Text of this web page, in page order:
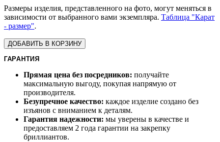
Размеры изделия, представленного на фото, могут меняться в
зависимости от выбранного вами экземпляра. Таблица "Карат
- размер".
ДОБАВИТЬ В КОРЗИНУ
ГАРАНТИЯ
Прямая цена без посредников: получайте
максимальную выгоду, покупая напрямую от
производителя.
Безупречное качество: каждое изделие создано без
изъянов с вниманием к деталям.
Гарантия надежности: мы уверены в качестве и
предоставляем 2 года гарантии на закрепку
бриллиантов.